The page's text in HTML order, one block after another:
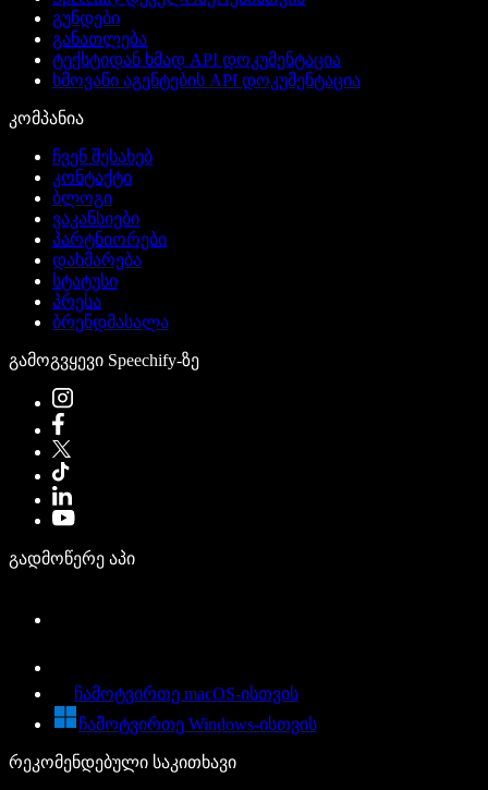
გუნდები
განათლება
ტექსტიდან ხმად API დოკუმენტაცია
ხმოვანი აგენტების API დოკუმენტაცია
კომპანია
ჩვენ შესახებ
კონტაქტი
ბლოგი
ვაკანსიები
პარტნიორები
დახმარება
სტატუსი
პრესა
ბრენდმასალა
გამოგვყევი Speechify-ზე
გადმოწერე აპი
ჩამოტვირთე macOS-ისთვის
ჩამოტვირთე Windows-ისთვის
რეკომენდებული საკითხავი